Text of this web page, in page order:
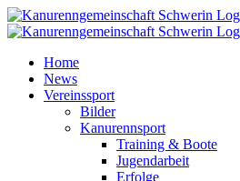
Home
News
Vereinssport
Bilder
Kanurennsport
Training & Boote
Jugendarbeit
Erfolge